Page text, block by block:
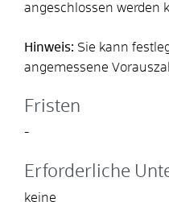
angeschlossen werden
Hinweis: Sie kann
angemessene
Fristen
-
Erforderliche
keine